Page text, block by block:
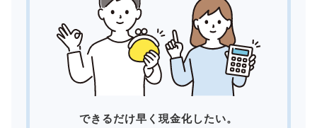
できるだけ早く現金化したい。